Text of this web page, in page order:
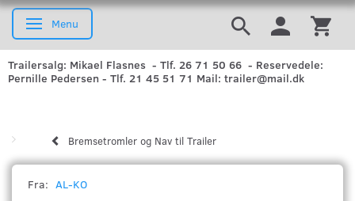
Skifte navigation
Menu
Trailersalg: Mikael Flasnes - Tlf. 26 71 50 66 - Reservedele:
Pernille Pedersen - Tlf. 21 45 51 71 Mail: trailer@mail.dk
Bremsetromler og Nav til Trailer
Fra: AL-KO